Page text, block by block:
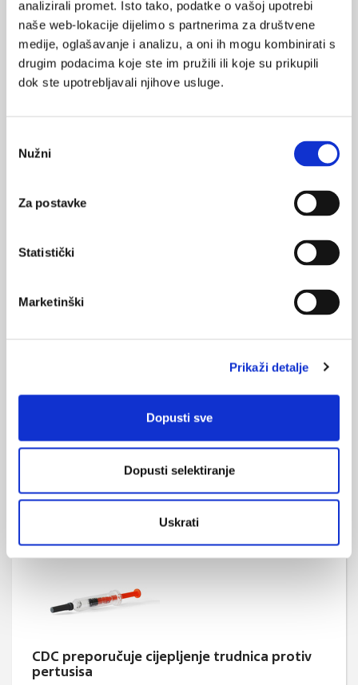
analizirali promet. Isto tako, podatke o vašoj upotrebi
naše web-lokacije dijelimo s partnerima za društvene
medije, oglašavanje i analizu, a oni ih mogu kombinirati s
drugim podacima koje ste im pružili ili koje su prikupili
dok ste upotrebljavali njihove usluge.
pristanka
Nužni
Za postavke
Statistički
Marketinški
Prikaži detalje
Dopusti sve
Dopusti selektiranje
Uskrati
djece u šestoj godini života radi poboljšanja Programa
cijepljenja.
da ili ne?
Pertusis (hripavac) dobro je poznata zarazna bolest u svom
hripavac može prezentirati bez tipičnih simptoma samo
dugotrajnim paroksizmalnim kašljem koji traje dulje od 3-4
od tjedan dana ima pertusis.
Odnos imunogenosti i djelotvornosti cjepiva
Većina cjepiva koja su u upotrebi, razvijena su empirijski uz vrlo
malo znanja o tome na koji način aktiviraju imunološki sustav. S
vremenom se znanje o utjecaju cjepiva na imunološki sustav
CDC preporučuje cijepljenje trudnica protiv
pertusisa